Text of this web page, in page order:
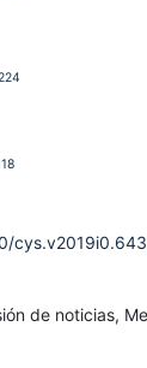
de noticias,